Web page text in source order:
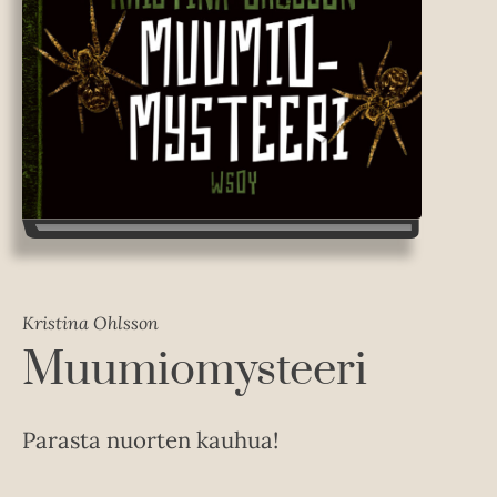
Kristina Ohlsson
Muumiomysteeri
Parasta nuorten kauhua!